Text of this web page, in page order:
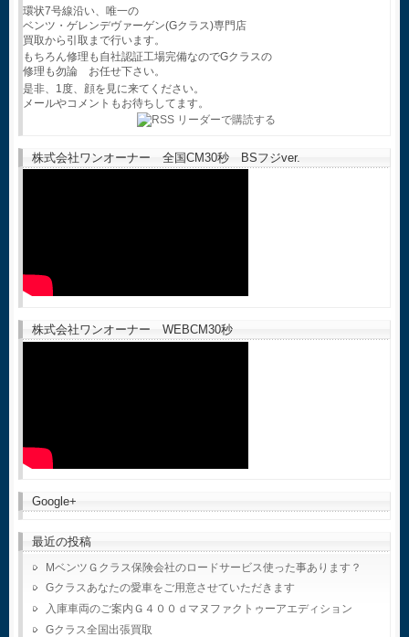
環状7号線沿い、唯一の
ベンツ・ゲレンデヴァーゲン(Gクラス)専門店
買取から引取まで行います。
もちろん修理も自社認証工場完備なのでGクラスの
修理も勿論 お任せ下さい。
是非、1度、顔を見に来てください。
メールやコメントもお待ちしてます。
株式会社ワンオーナー 全国CM30秒 BSフジver.
株式会社ワンオーナー WEBCM30秒
Google+
最近の投稿
MベンツＧクラス保険会社のロードサービス使った事あります？
Gクラスあなたの愛車をご用意させていただきます
入庫車両のご案内Ｇ４００ｄマヌファクトゥーアエディション
Gクラス全国出張買取